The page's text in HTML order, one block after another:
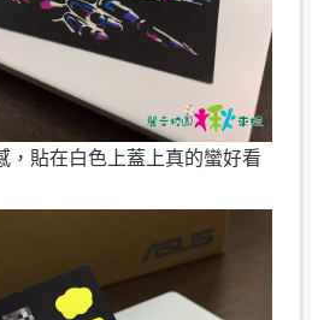
貼在白色上蓋上真的蠻好看